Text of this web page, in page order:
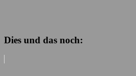
Dies und das noch: